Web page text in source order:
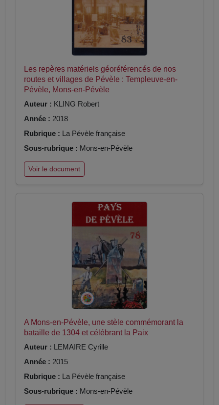
Les repères matériels géoréférencés de nos
routes et villages de Pévèle : Templeuve-en-
Pévèle, Mons-en-Pévèle
Auteur : KLING Robert
Année : 2018
Rubrique : La Pévèle française
Sous-rubrique : Mons-en-Pévèle
Voir le document
A Mons-en-Pévèle, une stèle commémorant la
bataille de 1304 et célébrant la Paix
Auteur : LEMAIRE Cyrille
Année : 2015
Rubrique : La Pévèle française
Sous-rubrique : Mons-en-Pévèle